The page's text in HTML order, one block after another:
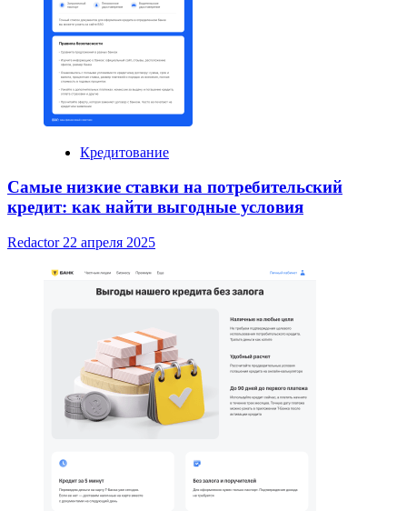
Кредитование
Самые низкие ставки на потребительский
кредит: как найти выгодные условия
Redactor 22 апреля 2025